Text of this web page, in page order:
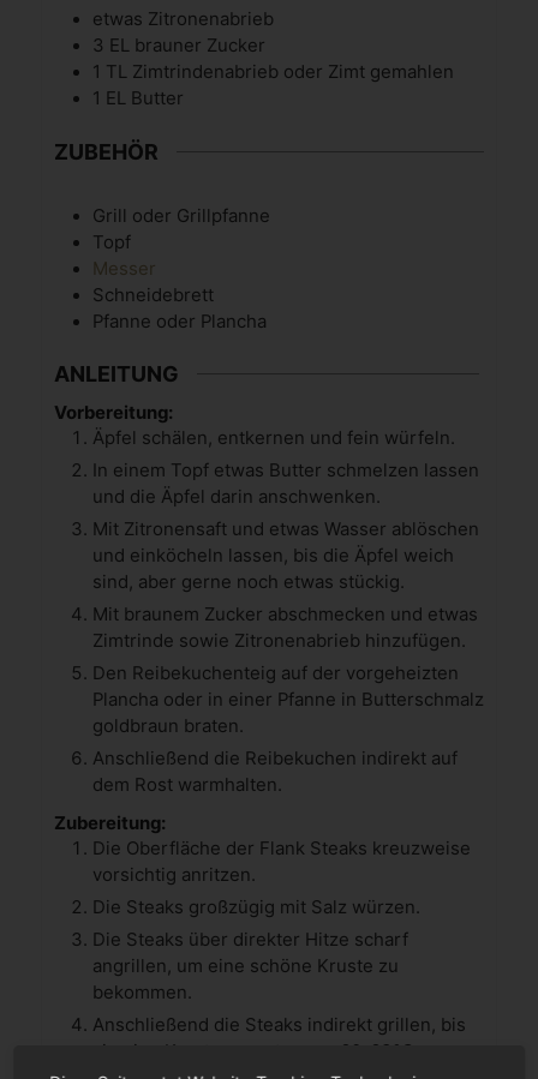
etwas Zitronenabrieb
3 EL brauner Zucker
1 TL Zimtrindenabrieb oder Zimt gemahlen
1 EL Butter
ZUBEHÖR
Grill oder Grillpfanne
Topf
Messer
Schneidebrett
Pfanne oder Plancha
ANLEITUNG
Vorbereitung:
Äpfel schälen, entkernen und fein würfeln.
In einem Topf etwas Butter schmelzen lassen
und die Äpfel darin anschwenken.
Mit Zitronensaft und etwas Wasser ablöschen
und einköcheln lassen, bis die Äpfel weich
sind, aber gerne noch etwas stückig.
Mit braunem Zucker abschmecken und etwas
Zimtrinde sowie Zitronenabrieb hinzufügen.
Den Reibekuchenteig auf der vorgeheizten
Plancha oder in einer Pfanne in Butterschmalz
goldbraun braten.
Anschließend die Reibekuchen indirekt auf
dem Rost warmhalten.
Zubereitung:
Die Oberfläche der Flank Steaks kreuzweise
vorsichtig anritzen.
Die Steaks großzügig mit Salz würzen.
Die Steaks über direkter Hitze scharf
angrillen, um eine schöne Kruste zu
bekommen.
Anschließend die Steaks indirekt grillen, bis
sie eine Kerntemperatur von 60-63°C